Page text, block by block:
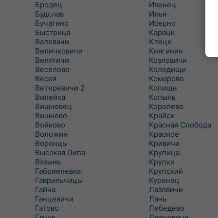
Бродец
Будслав
Бучатино
Быстрица
Валевачи
Величковичи
Велятичи
Веселово
Весея
Ветеревичи 2
Вилейка
Вишневец
Вишнево
Войково
Воложин
Воронцы
Высокая Липа
Вязынь
Габриелевка
Гаврильчицы
Гайна
Ганцевичи
Гатово
Ивенец
Илья
Исерно
Карацк
Клецк
Княгинин
Козловичи
Колодищи
Комарово
Копище
Копыль
Королево
Крайск
Красная Слобода
Красное
Кривичи
Крупица
Крупки
Крупский
Куренец
Лазовичи
Лань
Лебедево